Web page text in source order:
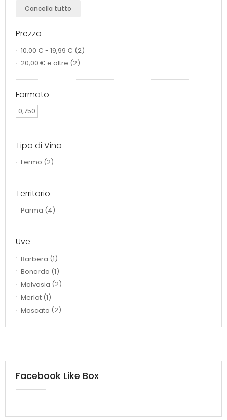
Cancella tutto
Prezzo
10,00 € - 19,99 € (2)
20,00 € e oltre (2)
Formato
0,750
Tipo di Vino
Fermo (2)
Territorio
Parma (4)
Uve
Barbera (1)
Bonarda (1)
Malvasia (2)
Merlot (1)
Moscato (2)
Facebook Like Box